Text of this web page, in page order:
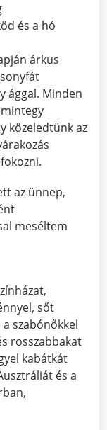
és a hó
árkus
ággal. Minden
közeledtünk az
az ünnep,
meséltem
sőt
szabónőkkel
rosszabbakat
kabátkát
és a